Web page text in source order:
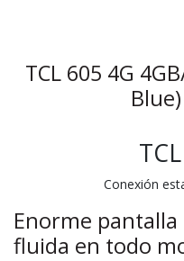
TCL 605 4G
Conexión
Enorme pantalla
fluida en todo